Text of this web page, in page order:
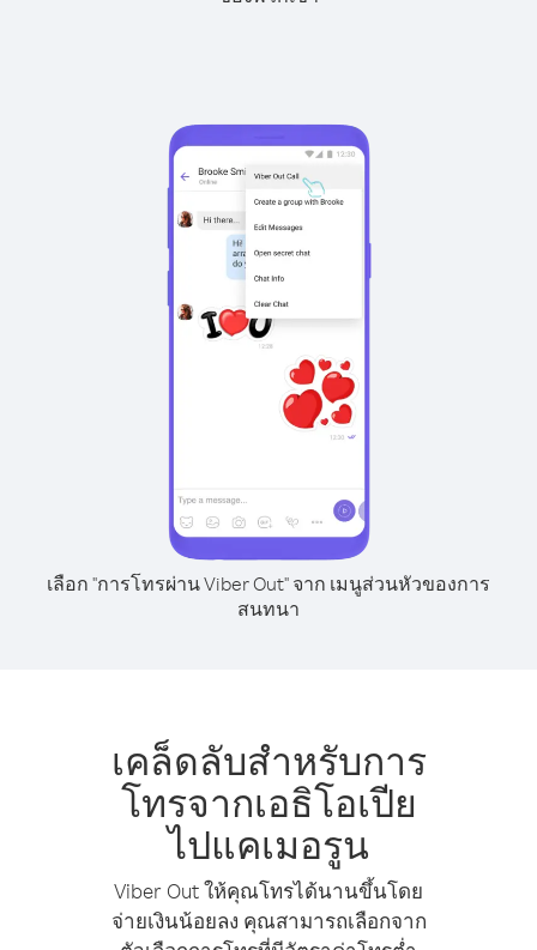
เลือก "การโทรผ่าน Viber Out" จาก เมนูส่วนหัวของการ
สนทนา
เคล็ดลับสำหรับการ
โทรจากเอธิโอเปีย
ไปแคเมอรูน
Viber Out ให้คุณโทรได้นานขึ้นโดย
จ่ายเงินน้อยลง คุณสามารถเลือกจาก